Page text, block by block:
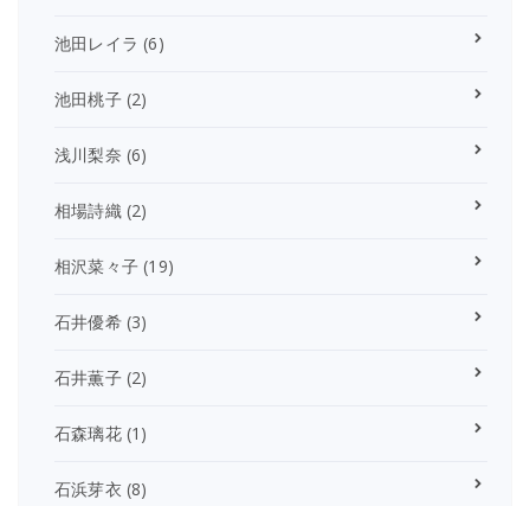
池田レイラ (6)
池田桃子(2)
浅川梨奈 (6)
相場詩織 (2)
相沢菜々子 (19)
石井優希(3)
石井薫子(2)
石森璃花(1)
石浜芽衣 (8)